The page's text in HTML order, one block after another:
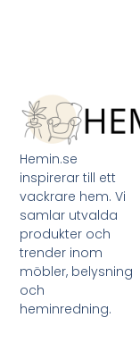
Hemin.se
inspirerar till ett
vackrare hem. Vi
samlar utvalda
produkter och
trender inom
möbler, belysning
och
heminredning.